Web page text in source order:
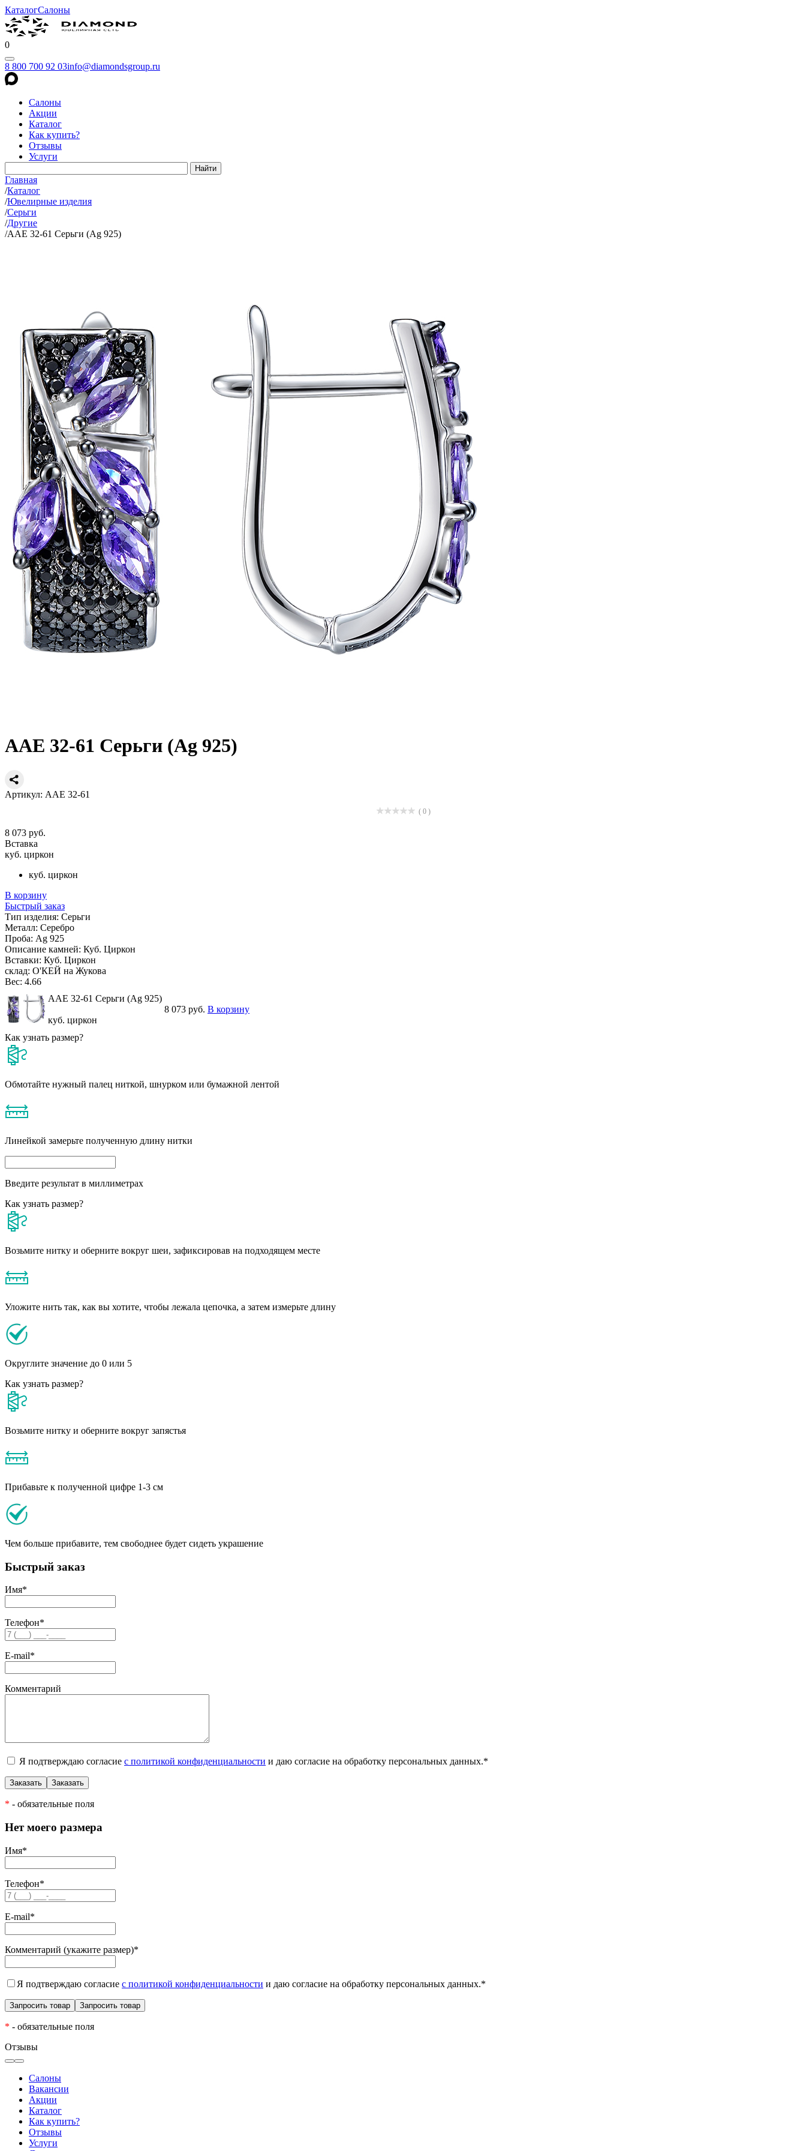
КаталогСалоны
0
8 800 700 92 03info@diamondsgroup.ru
Салоны
Акции
Каталог
Как купить?
Отзывы
Услуги
Главная
/Каталог
/Ювелирные изделия
/Серьги
/Другие
/AAE 32-61 Серьги (Ag 925)
AAE 32-61 Серьги (Ag 925)
Артикул: AAE 32-61
( 0 )
8 073 руб.
Вставка
куб. циркон
куб. циркон
В корзину
Быстрый заказ
Тип изделия: Серьги
Металл: Серебро
Проба: Ag 925
Описание камней: Куб. Циркон
Вставки: Куб. Циркон
склад: О'КЕЙ на Жукова
Вес: 4.66
AAE 32-61 Серьги (Ag 925)
8 073 руб. В корзину
куб. циркон
Как узнать размер?
Обмотайте нужный палец ниткой, шнурком или бумажной лентой
Линейкой замерьте полученную длину нитки
Введите результат в миллиметрах
Как узнать размер?
Возьмите нитку и оберните вокруг шеи, зафиксировав на подходящем месте
Уложите нить так, как вы хотите, чтобы лежала цепочка, а затем измерьте длину
Округлите значение до 0 или 5
Как узнать размер?
Возьмите нитку и оберните вокруг запястья
Прибавьте к полученной цифре 1-3 см
Чем больше прибавите, тем свободнее будет сидеть украшение
Быстрый заказ
Имя*
Телефон*
E-mail*
Комментарий
Я подтверждаю согласие с политикой конфиденциальности и даю согласие на обработку персональных данных.*
* - обязательные поля
Нет моего размера
Имя*
Телефон*
E-mail*
Комментарий (укажите размер)*
Я подтверждаю согласие с политикой конфиденциальности и даю согласие на обработку персональных данных.*
* - обязательные поля
Отзывы
Салоны
Вакансии
Акции
Каталог
Как купить?
Отзывы
Услуги